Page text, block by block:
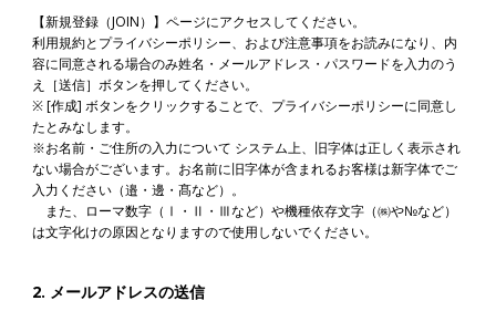
【新規登録（JOIN）】 ページにアクセスしてください。
利用規約とプライバシーポリシー、および注意事項をお読みになり、内
容に同意される場合のみ姓名・メールアドレス・パスワードを入力のう
え［送信］ボタンを押してください。
※ [作成] ボタンをクリックすることで、プライバシーポリシーに同意し
たとみなします。
※お名前・ご住所の入力について システム上、旧字体は正しく表示され
ない場合がございます。お名前に旧字体が含まれるお客様は新字体でご
入力ください（邉・邊・髙など）。
また、ローマ数字（Ⅰ・Ⅱ・Ⅲなど）や機種依存文字（㈱や№など）
は文字化けの原因となりますので使用しないでください。
2. メールアドレスの送信